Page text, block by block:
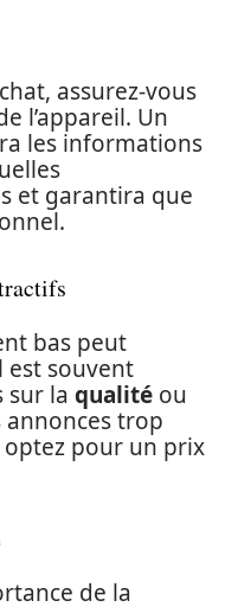
assurez-vous
l’appareil. Un
les informations
et garantira que
bas peut
est souvent
sur la qualité ou
annonces trop
pour un prix
de la